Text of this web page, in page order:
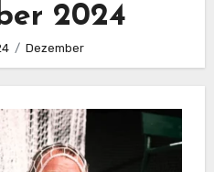
2024
Dezember